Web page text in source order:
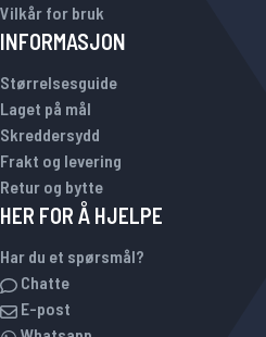
Vilkår for bruk
INFORMASJON
Størrelsesguide
Laget på mål
Skreddersydd
Frakt og levering
Retur og bytte
HER FOR Å HJELPE
Har du et spørsmål?
Chatte
E-post